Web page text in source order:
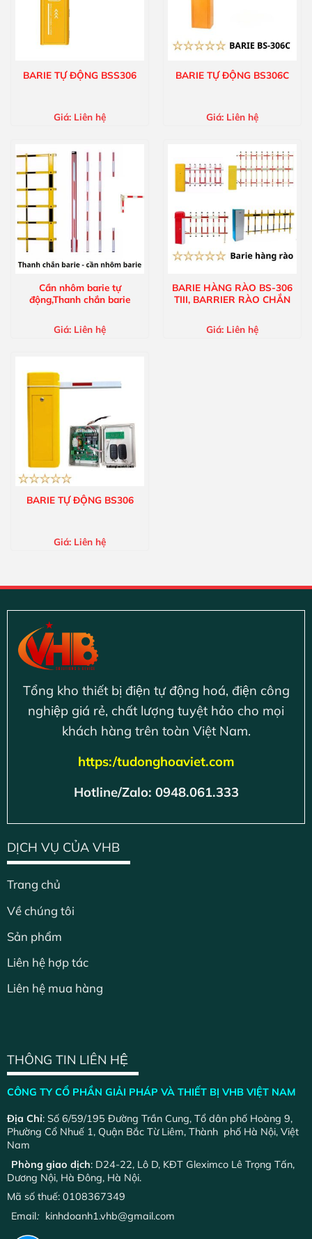
BARIE TỰ ĐỘNG BSS306
Giá: Liên hệ
BARIE TỰ ĐỘNG BS306C
Giá: Liên hệ
Cần nhôm barie tự
động,Thanh chắn barie
Giá: Liên hệ
BARIE HÀNG RÀO BS-306
TIII, BARRIER RÀO CHẮN
Giá: Liên hệ
BARIE TỰ ĐỘNG BS306
Giá: Liên hệ
Tổng kho thiết bị điện tự động hoá, điện công
nghiệp giá rẻ, chất lượng tuyệt hảo cho mọi
khách hàng trên toàn Việt Nam.
https:/tudonghoaviet.com
Hotline/Zalo: 0948.061.333
DỊCH VỤ CỦA VHB
Trang chủ
Về chúng tôi
Sản phẩm
Liên hệ hợp tác
Liên hệ mua hàng
THÔNG TIN LIÊN HỆ
CÔNG TY CỔ PHẦN GIẢI PHÁP VÀ THIẾT BỊ VHB VIỆT NAM
Địa Chỉ: Số 6/59/195 Đường Trần Cung, Tổ dân phố Hoàng 9,
Phường Cổ Nhuế 1, Quận Bắc Từ Liêm, Thành phố Hà Nội, Việt
Nam
Phòng giao dịch: D24-22, Lô D, KĐT Gleximco Lê Trọng Tấn,
Dương Nội, Hà Đông, Hà Nội.
Mã số thuế: 0108367349
Email: kinhdoanh1.vhb@gmail.com